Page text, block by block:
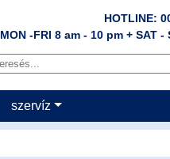
HOTLINE:
MON -FRI 8 am - 10 pm + SAT -
szervíz